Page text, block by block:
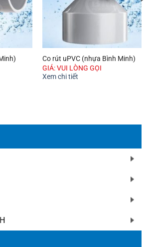
Co rút uPVC (nhựa Bình Minh)
GIÁ: VUI LÒNG GỌI
Xem chi tiết